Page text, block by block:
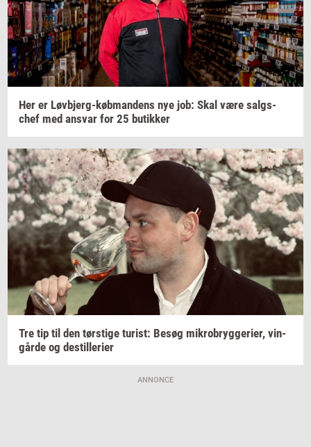
Her er Løvbjerg-​købmandens nye job: Skal være salgs­
chef med an­svar for 25 bu­tik­ker
Tre tip til den tørsti­ge turist: Besøg mi­kro­bryg­ge­ri­er, vin­
går­de og destil­le­ri­er
ANNONCE